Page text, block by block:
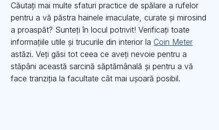
Căutați mai multe sfaturi practice de spălare a rufelor
pentru a vă păstra hainele imaculate, curate și mirosind
a proaspăt? Sunteți în locul potrivit! Verificați toate
informațiile utile și trucurile din interior la Coin Meter
astăzi. Veți găsi tot ceea ce aveți nevoie pentru a
stăpâni această sarcină săptămânală și pentru a vă
face tranziția la facultate cât mai ușoară posibil.